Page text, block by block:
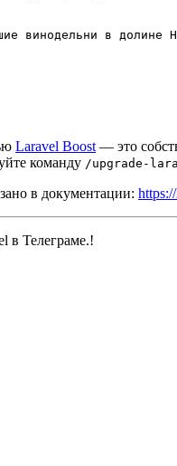
винодельни в долине
Laravel Boost — это
команду /upgrade-
в документации:
в Телеграме.!